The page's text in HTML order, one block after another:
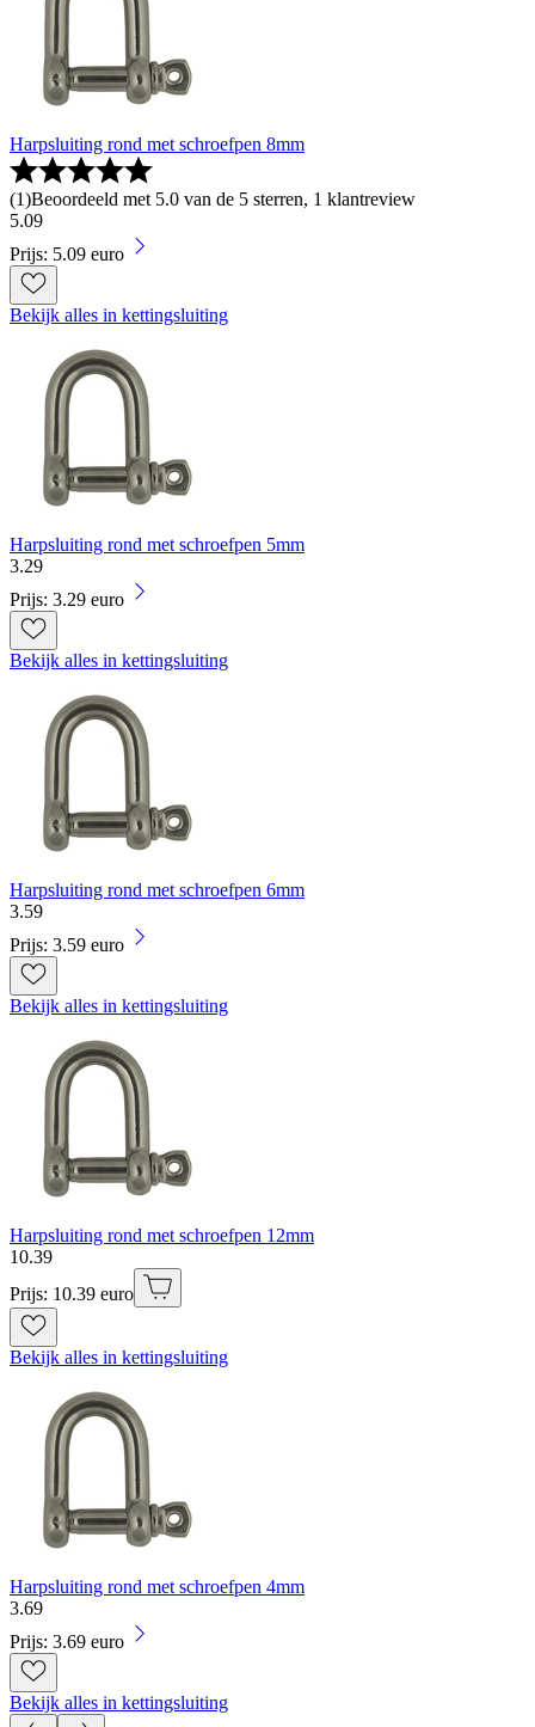
Harpsluiting rond met schroefpen 8mm
(1)Beoordeeld met 5.0 van de 5 sterren, 1 klantreview
5.09
Prijs: 5.09 euro
Bekijk alles in kettingsluiting
Harpsluiting rond met schroefpen 5mm
3.29
Prijs: 3.29 euro
Bekijk alles in kettingsluiting
Harpsluiting rond met schroefpen 6mm
3.59
Prijs: 3.59 euro
Bekijk alles in kettingsluiting
Harpsluiting rond met schroefpen 12mm
10.39
Prijs: 10.39 euro
Bekijk alles in kettingsluiting
Harpsluiting rond met schroefpen 4mm
3.69
Prijs: 3.69 euro
Bekijk alles in kettingsluiting